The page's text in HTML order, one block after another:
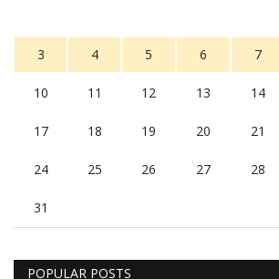
3 4 5 6 7
10 11 12 13 14
17 18 19 20 21
24 25 26 27 28
31
POPULAR POSTS